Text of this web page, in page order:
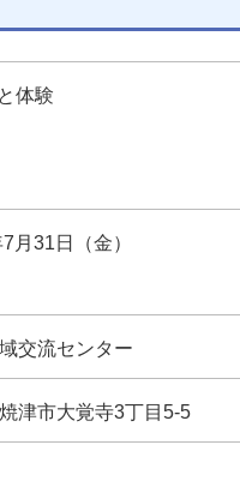
体験
月31日（金）
交流センター
津市大覚寺3丁目5-5